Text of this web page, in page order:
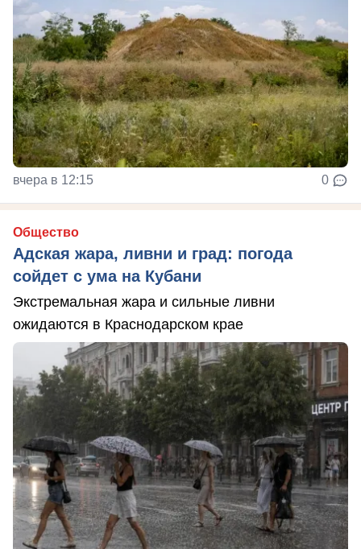
вчера в 12:15 0
Общество
Адская жара, ливни и град: погода
сойдет с ума на Кубани
Экстремальная жара и сильные ливни
ожидаются в Краснодарском крае